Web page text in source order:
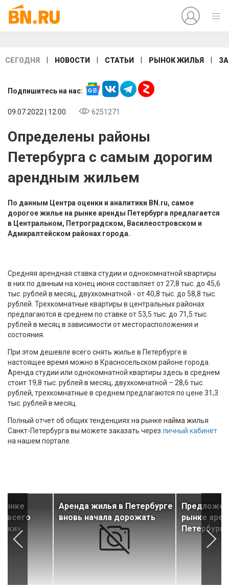
СЕГОДНЯ НОВОСТИ СТАТЬИ РЫНОК ЖИЛЬЯ
Подпишитесь на нас:
09.07.2022 | 12:00 6251271
Определены районы
Петербурга с самым дорогим
арендным жильем
По данным Центра оценки и аналитики BN.ru, самое
дорогое жилье на рынке аренды Петербурга предлагается
в Центральном, Петроградском, Василеостровском и
Адмиралтейском районах города.
Средняя арендная ставка студии и однокомнатной квартиры
в них по данным на конец июня составляет от 27,8 тыс. до 45,6
тыс. рублей в месяц, двухкомнатной - от 40,8 тыс. до 58,8 тыс.
рублей. Трехкомнатные квартиры в центральных районах
предлагаются в среднем по ставке от 53,5 тыс. до 71,5 тыс.
рублей в месяц в зависимости от месторасположения и
состояния.
При этом дешевле всего снять жилье в Петербурге в
настоящее время можно в Красносельском районе города.
Аренда студии или однокомнатной квартиры здесь в среднем
стоит 19,8 тыс. рублей в месяц, двухкомнатной – 28,6 тыс.
рублей, трехкомнатные в среднем предлагаются по цене 31,3
тыс. рублей в месяц.
Полный отчет об общих тенденциях на рынке найма жилья
Санкт-Петербурга вы можете заказать через личный кабинет
на нашем портале.
всего
Аренда жилья в Петербурге
вновь начала дорожать
рынке